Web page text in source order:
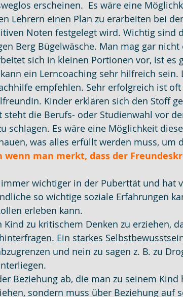
erscheinen.  Es wäre eine
Lehrern einen Plan zu erarbeiten bei
Noten festgelegt wird. Wichtig sind
Berg Bügelwäsche. Man mag gar nicht
sich in kleinen Portionen vor, ist es
ein Lerncoaching sehr hilfreich sein.
empfehlen. Sehr erfolgreich ist
Kinder erklären sich den Stoff
steht die Berufs- oder Studienwahl vor
schlagen. Es wäre eine Möglichkeit
was alles erfüllt werden muss, um
wenn man merkt, dass der
wichtiger in der Puberttät und hat
so wichtige soziale Erfahrungen
erleben kann.
Kind zu kritischem Denken zu erziehen,
Ein starkes
und nein zu sagen z. B. zu
Beziehung ab, die man zu seinem
sondern muss über Beziehung auf